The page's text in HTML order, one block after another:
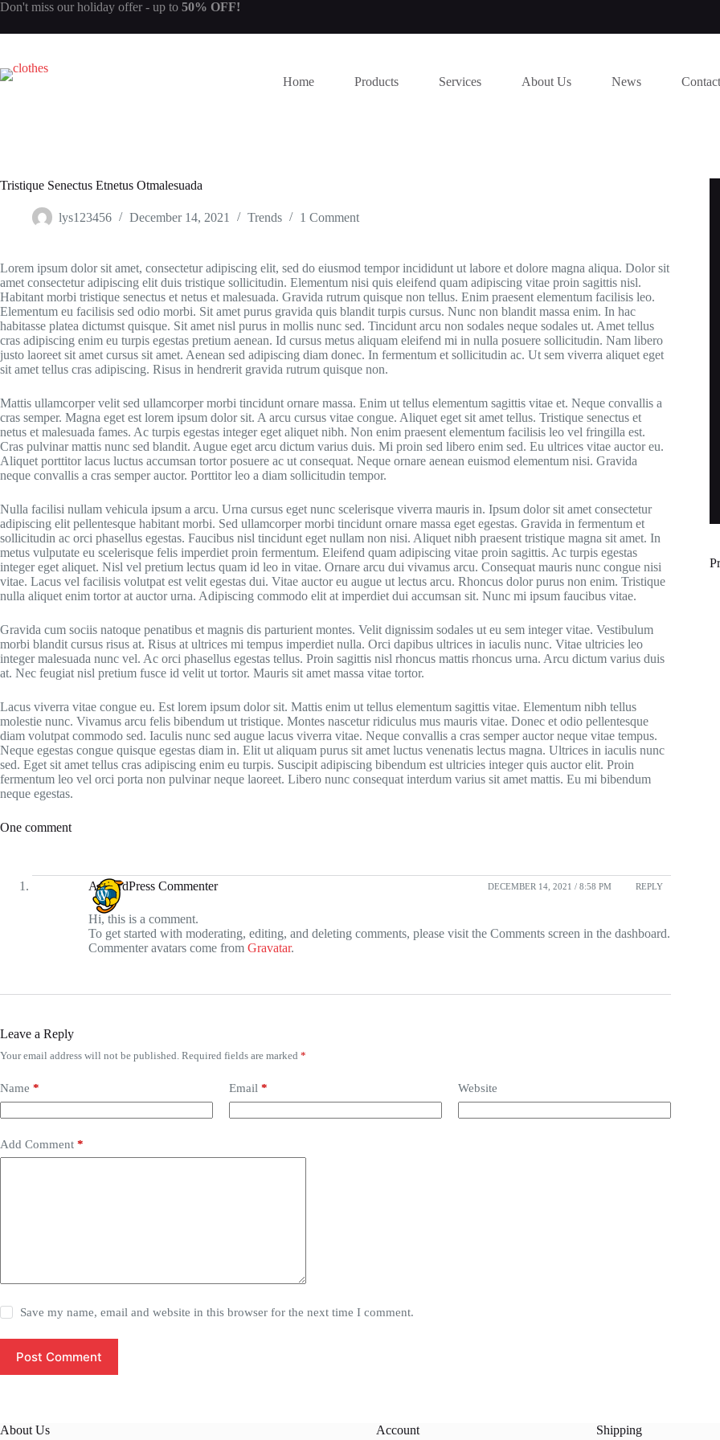
Skip
content
Don't miss our holiday offer - up to 50% OFF!
Home Products Services About Us News Contact
Tristique Senectus Etnetus Otmalesuada
lys123456 December 14, 2021 Trends 1 Comment
Lorem ipsum dolor sit amet, consectetur adipiscing elit, sed do eiusmod tempor incididunt ut labore et dolore magna aliqua. Dolor sit
amet consectetur adipiscing elit duis tristique sollicitudin. Elementum nisi quis eleifend quam adipiscing vitae proin sagittis nisl.
Habitant morbi tristique senectus et netus et malesuada. Gravida rutrum quisque non tellus. Enim praesent elementum facilisis leo.
Elementum eu facilisis sed odio morbi. Sit amet purus gravida quis blandit turpis cursus. Nunc non blandit massa enim. In hac
habitasse platea dictumst quisque. Sit amet nisl purus in mollis nunc sed. Tincidunt arcu non sodales neque sodales ut. Amet tellus
cras adipiscing enim eu turpis egestas pretium aenean. Id cursus metus aliquam eleifend mi in nulla posuere sollicitudin. Nam libero
justo laoreet sit amet cursus sit amet. Aenean sed adipiscing diam donec. In fermentum et sollicitudin ac. Ut sem viverra aliquet eget
sit amet tellus cras adipiscing. Risus in hendrerit gravida rutrum quisque non.
Mattis ullamcorper velit sed ullamcorper morbi tincidunt ornare massa. Enim ut tellus elementum sagittis vitae et. Neque convallis a
cras semper. Magna eget est lorem ipsum dolor sit. A arcu cursus vitae congue. Aliquet eget sit amet tellus. Tristique senectus et
netus et malesuada fames. Ac turpis egestas integer eget aliquet nibh. Non enim praesent elementum facilisis leo vel fringilla est.
Cras pulvinar mattis nunc sed blandit. Augue eget arcu dictum varius duis. Mi proin sed libero enim sed. Eu ultrices vitae auctor eu.
Aliquet porttitor lacus luctus accumsan tortor posuere ac ut consequat. Neque ornare aenean euismod elementum nisi. Gravida
neque convallis a cras semper auctor. Porttitor leo a diam sollicitudin tempor.
Nulla facilisi nullam vehicula ipsum a arcu. Urna cursus eget nunc scelerisque viverra mauris in. Ipsum dolor sit amet consectetur
adipiscing elit pellentesque habitant morbi. Sed ullamcorper morbi tincidunt ornare massa eget egestas. Gravida in fermentum et
sollicitudin ac orci phasellus egestas. Faucibus nisl tincidunt eget nullam non nisi. Aliquet nibh praesent tristique magna sit amet. In
metus vulputate eu scelerisque felis imperdiet proin fermentum. Eleifend quam adipiscing vitae proin sagittis. Ac turpis egestas
integer eget aliquet. Nisl vel pretium lectus quam id leo in vitae. Ornare arcu dui vivamus arcu. Consequat mauris nunc congue nisi
vitae. Lacus vel facilisis volutpat est velit egestas dui. Vitae auctor eu augue ut lectus arcu. Rhoncus dolor purus non enim. Tristique
nulla aliquet enim tortor at auctor urna. Adipiscing commodo elit at imperdiet dui accumsan sit. Nunc mi ipsum faucibus vitae.
Gravida cum sociis natoque penatibus et magnis dis parturient montes. Velit dignissim sodales ut eu sem integer vitae. Vestibulum
morbi blandit cursus risus at. Risus at ultrices mi tempus imperdiet nulla. Orci dapibus ultrices in iaculis nunc. Vitae ultricies leo
integer malesuada nunc vel. Ac orci phasellus egestas tellus. Proin sagittis nisl rhoncus mattis rhoncus urna. Arcu dictum varius duis
at. Nec feugiat nisl pretium fusce id velit ut tortor. Mauris sit amet massa vitae tortor.
Lacus viverra vitae congue eu. Est lorem ipsum dolor sit. Mattis enim ut tellus elementum sagittis vitae. Elementum nibh tellus
molestie nunc. Vivamus arcu felis bibendum ut tristique. Montes nascetur ridiculus mus mauris vitae. Donec et odio pellentesque
diam volutpat commodo sed. Iaculis nunc sed augue lacus viverra vitae. Neque convallis a cras semper auctor neque vitae tempus.
Neque egestas congue quisque egestas diam in. Elit ut aliquam purus sit amet luctus venenatis lectus magna. Ultrices in iaculis nunc
sed. Eget sit amet tellus cras adipiscing enim eu turpis. Suscipit adipiscing bibendum est ultricies integer quis auctor elit. Proin
fermentum leo vel orci porta non pulvinar neque laoreet. Libero nunc consequat interdum varius sit amet mattis. Eu mi bibendum
neque egestas.
One comment
A WordPress Commenter DECEMBER 14, 2021 / 8:58 PM REPLY
Hi, this is a comment.
To get started with moderating, editing, and deleting comments, please visit the Comments screen in the dashboard.
Commenter avatars come from Gravatar.
Leave a Reply
Your email address will not be published. Required fields are marked *
Name * Email * Website
Add Comment *
Save my name, email and website in this browser for the next time I comment.
Post Comment
About Us Account Shipping